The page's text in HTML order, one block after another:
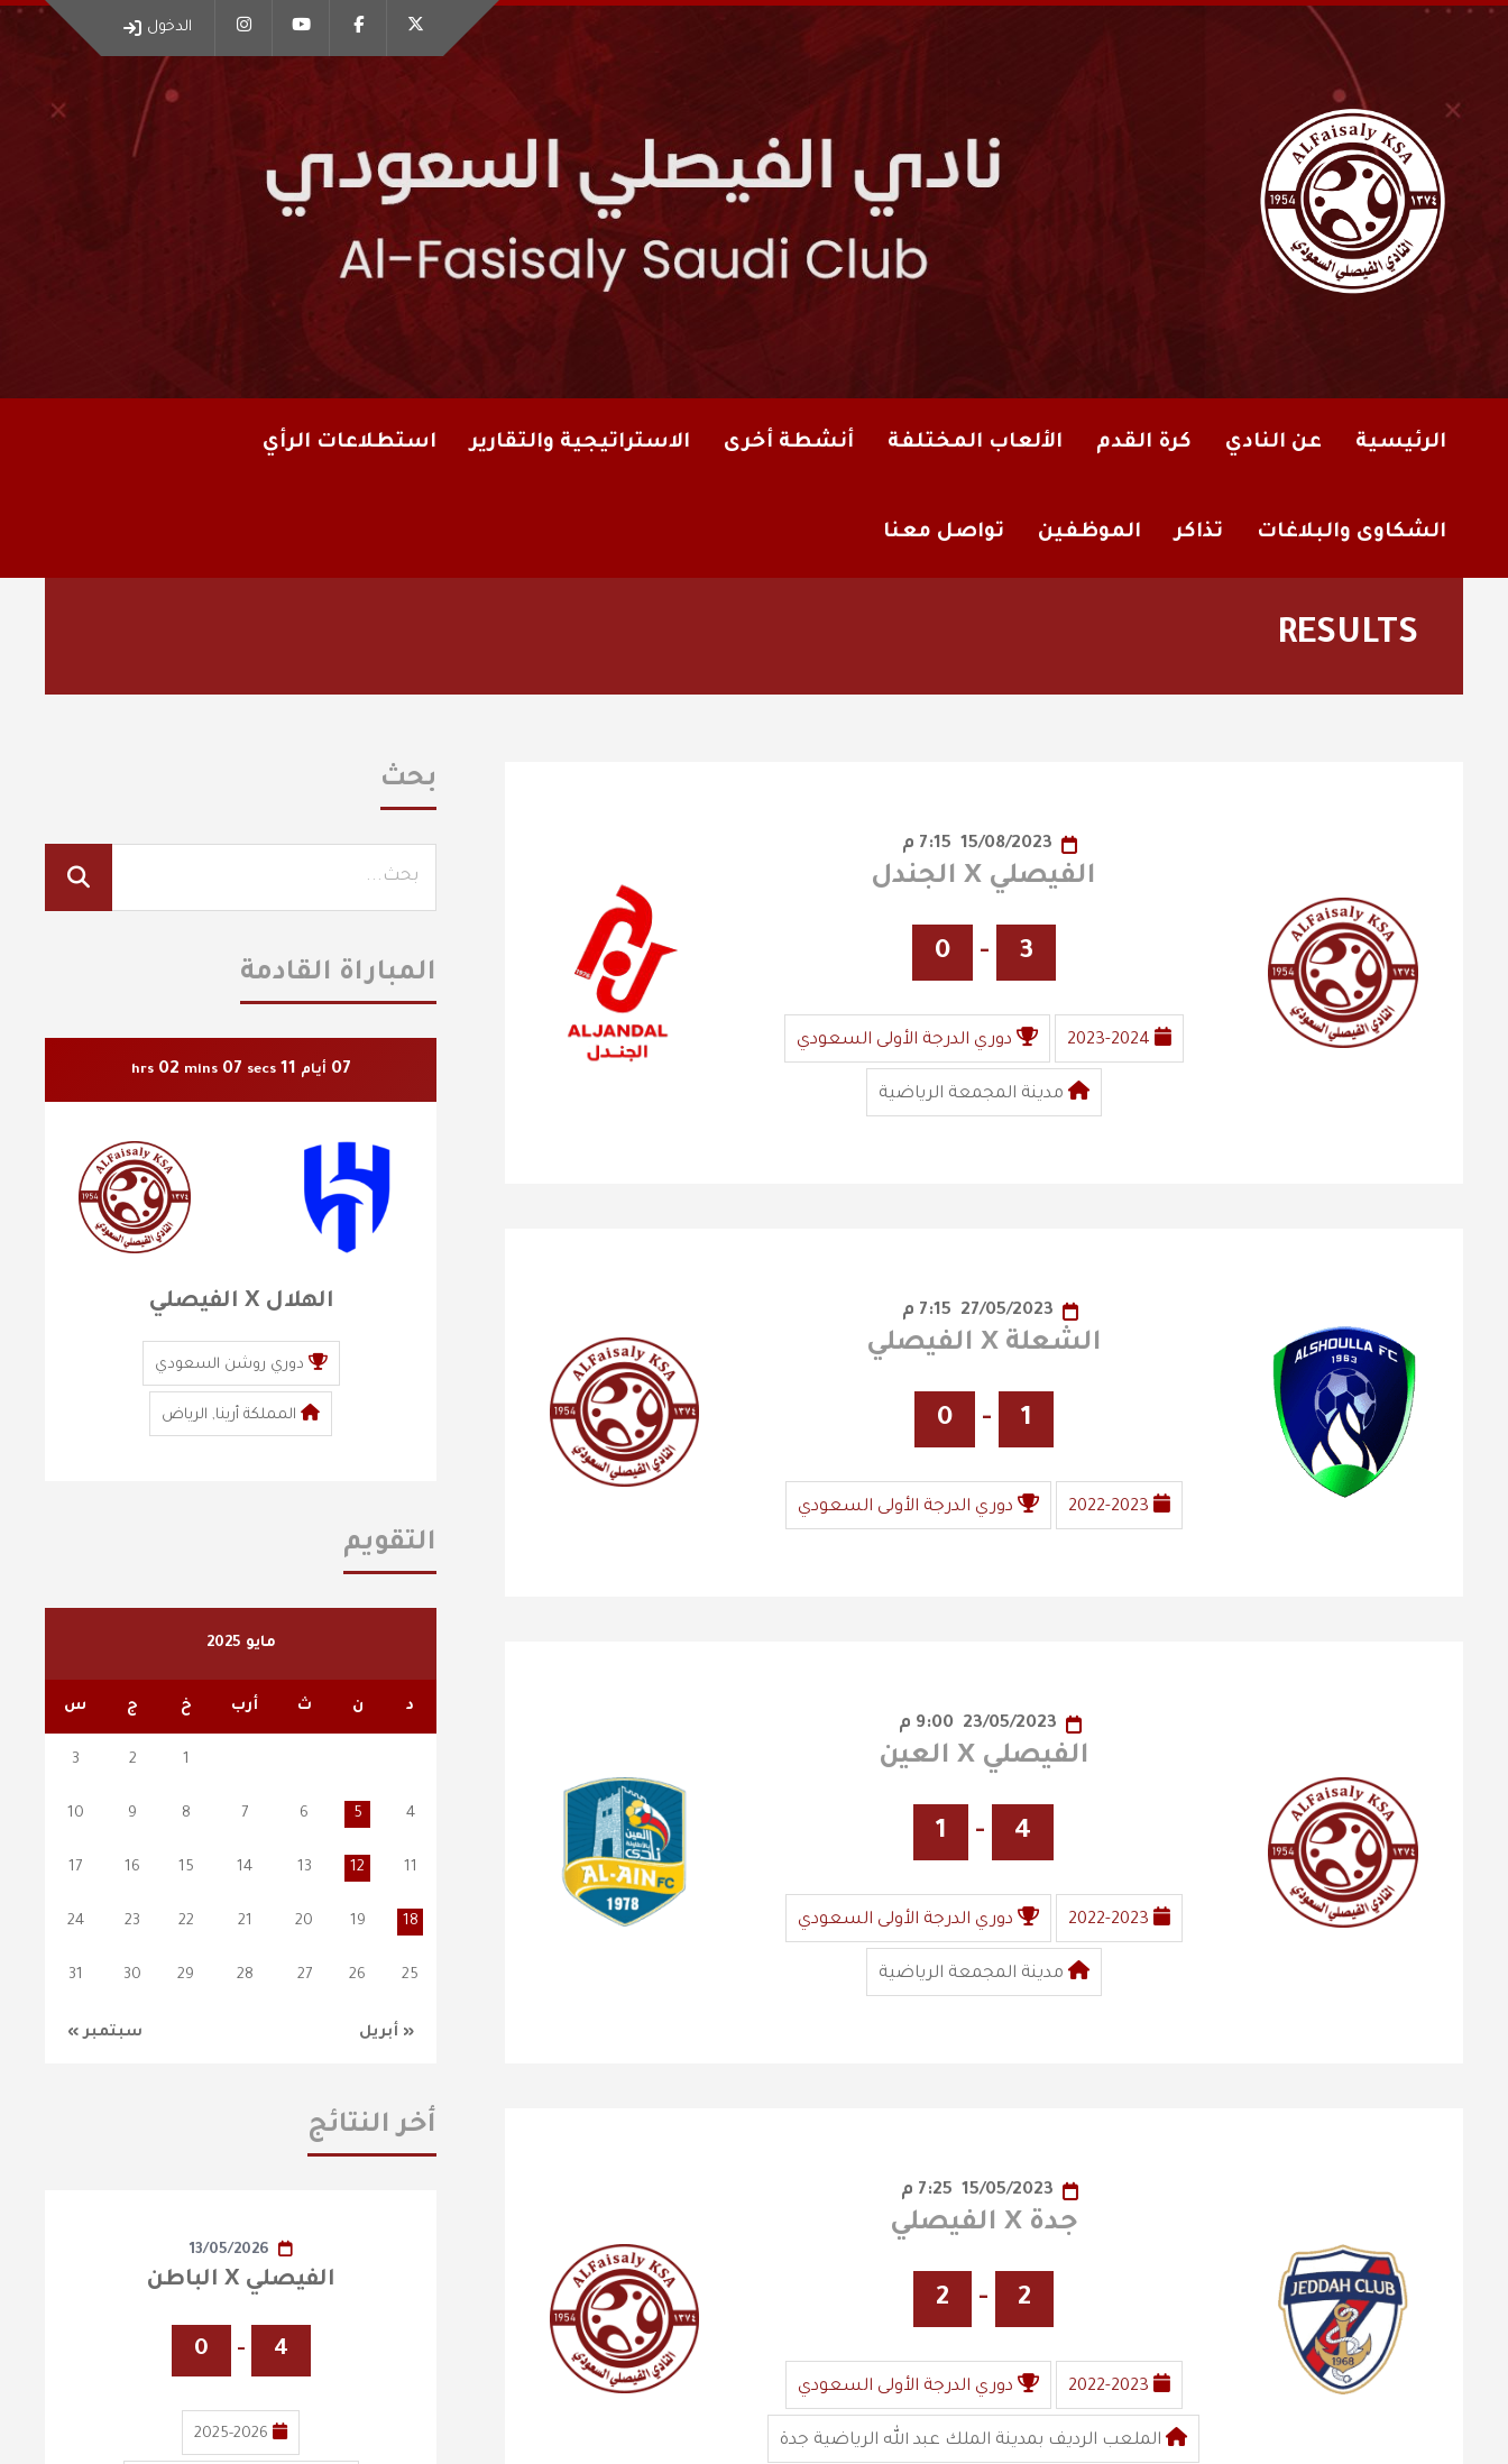
الدخول
الرئيسية عن النادي كرة القدم الألعاب المختلفة أنشطة أخرى الاستراتيجية والتقارير استطلاعات الرأي
الشكاوى والبلاغات تذاكر الموظفين تواصل معنا
RESULTS
الفيصلي X الجندل
3
-
0
2023-2024 دوري الدرجة الأولى السعودي
مدينة المجمعة الرياضية
الشعلة X الفيصلي
1
-
0
2022-2023 دوري الدرجة الأولى السعودي
9:00 م
الفيصلي X العين
4
-
1
2022-2023 دوري الدرجة الأولى السعودي
مدينة المجمعة الرياضية
جدة X الفيصلي
2
-
2
2022-2023 دوري الدرجة الأولى السعودي
الملعب الرديف بمدينة الملك عبد الله الرياضية جدة
بحث
المباراة القادمة
07 أيام 11
hrs 02 mins 05 secs
الهلال X الفيصلي
دوري روشن السعودي
المملكة أرينا, الرياض
التقويم
مايو 2025
د ن ث أرب خ ج س
« أبريل سبتمبر »
1
2
3
4
5
6
7
8
9
10
11
12
13
14
15
16
17
18
19
20
21
22
23
24
25
26
27
28
29
30
31
أخر النتائج
13/05/2026
الفيصلي X الباطن
4
-
0
2025-2026